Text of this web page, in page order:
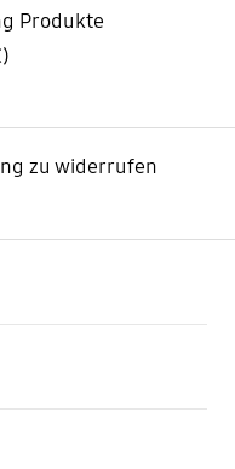
Produkte
zu widerrufen